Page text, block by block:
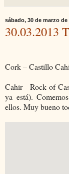
sábado, 30 de marzo de
30.03.2013
Cork – Castillo
Cahir - Rock of
ya está).
ellos. Muy bueno